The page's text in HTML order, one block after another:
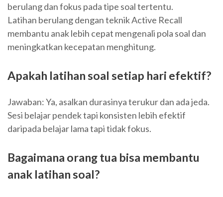
berulang dan fokus pada tipe soal tertentu.
Latihan berulang dengan teknik Active Recall
membantu anak lebih cepat mengenali pola soal dan
meningkatkan kecepatan menghitung.
Apakah latihan soal setiap hari efektif?
Jawaban: Ya, asalkan durasinya terukur dan ada jeda.
Sesi belajar pendek tapi konsisten lebih efektif
daripada belajar lama tapi tidak fokus.
Bagaimana orang tua bisa membantu
anak latihan soal?